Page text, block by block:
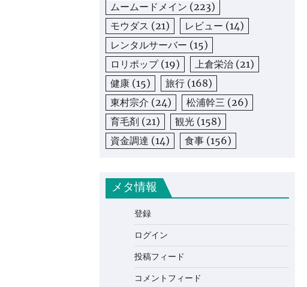
ムームードメイン (223)
モウダス (21) レビュー (14)
レンタルサーバー (15)
ロリポップ(19) 上倉栄治 (21)
健康 (15) 旅行 (168)
東村宗介 (24) 松浦幹三 (26)
育毛剤 (21) 観光 (158)
資金調達 (14) 食事 (156)
メタ情報
登録
ログイン
投稿フィード
コメントフィード